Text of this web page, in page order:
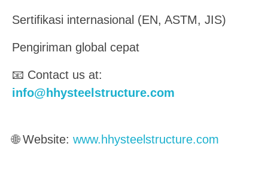
Sertifikasi internasional (EN, ASTM, JIS)
Pengiriman global cepat
📧 Contact us at:
info@hhysteelstructure.com
🌐 Website: www.hhysteelstructure.com